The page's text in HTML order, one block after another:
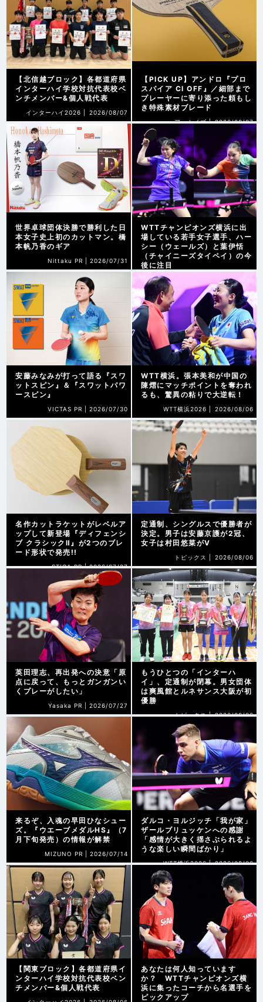
【北信越ブロック】各都道府県
インターハイ学校対抗代表校ベ
ンチメンバー&個人戦代表
インターハイ2026 | 2026/08/07
【PICK UP】アンドロ『プロ
スパイア CI OFF』／細部まで
プレーヤーに寄り添った頼もし
き特殊素材ブレード
アーカイブ | 2026/08/07
世界卓球団体決勝で勝利した日
本女子史上初のカットマン。橋
本帆乃香のギア
Nittaku PR | 2026/07/31
WTTチャンピオンズ横浜に出
場している若手女子選手、ハー
シー（ウェールズ）と葉伊恬
（チャイニーズタイペイ）の今
後に注目
WTT横浜2026 | 2026/08/07
安藤みなみが打って語る『スワ
ットスピン』＆『スワットパワ
ースピン』
VICTAS PR | 2026/07/30
WTT横浜。張本美和が中国の
陳熠にマッチポイントを奪われ
るも、驚異の粘りで大逆転！
WTT横浜2026 | 2026/08/06
名作カットラケットがレベルア
ップして新登場『ディフェンシ
ブ クラシックⅡ』が2つのブレ
ード形状で発売!!
STIGA PR |2026/07/27
定通制、シングルスで優勝者が
決定。男子は安藤京護が2冠、
女子は村田悠菜がV
トピックス | 2026/08/06
英田理志、再出発への決意「原
点に戻って、もっとガンガンい
くプレーがしたい」
Yasaka PR | 2026/07/27
もうひとつの「インターハ
イ」、定通制が閉幕。男女団体
は爽風館とルネサンス大阪が初
優勝
トピックス | 2026/08/06
来るぞ、入魂の早田ひなシュー
ズ。『ウエーブメダルHS』（7
月下旬発売）の情報が解禁
MIZUNO PR | 2026/07/14
ダルコ・ヨルジッチ「我が家」
ザールブリュッケンへの感謝
「感情が大きく揺さぶられるよ
うな楽しい瞬間ばかり」
WTT横浜2026 | 2026/08/06
【関東ブロック】各都道府県イ
ンターハイ学校対抗代表校ベン
チメンバー&個人戦代表
あなたは何人知っています
か？ WTTチャンピオンズ横
浜に集ったコーチから名選手を
ピックアップ